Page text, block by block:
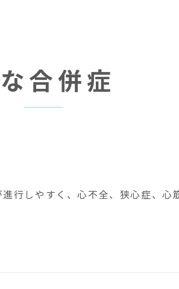
合併症
行しやすく、心不全、狭心症、心